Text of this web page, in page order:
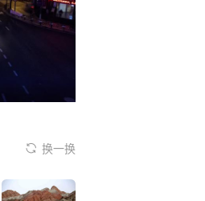
换一换